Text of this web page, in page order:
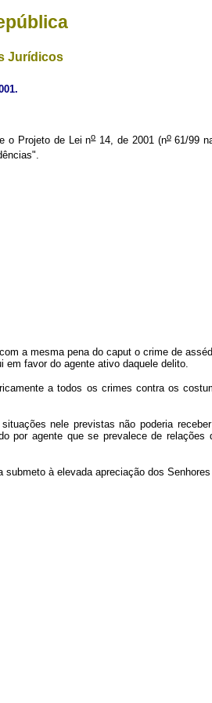
Jurídicos
o Projeto de Lei no14, de 2001 (no61/99
a mesma pena do caput o crime de
favor do agente ativo daquele delito.
a todos os crimes contra os
nele previstas não poderia
por agente que se prevalece de
à elevada apreciação dos